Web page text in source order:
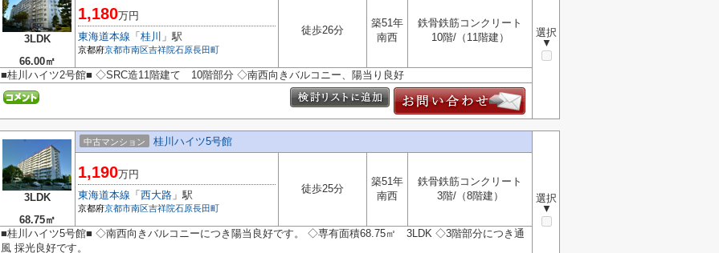
3LDK
66.00㎡
選択
▼
1,180万円
東海道本線 「 桂川 」駅
京都府京都市南区吉祥院石原長田町
徒歩26分
築51年
南西
鉄骨鉄筋コンクリート
10階/（11階建）
■桂川ハイツ2号館■ ◇SRC造11階建て 10階部分 ◇南西向きバルコニー、陽当り良好
3LDK
68.75㎡
中古マンション 桂川ハイツ5号館
選択
▼
1,190万円
東海道本線 「 西大路 」駅
京都府京都市南区吉祥院石原長田町
徒歩25分
築51年
南西
鉄骨鉄筋コンクリート
3階/（8階建）
■桂川ハイツ5号館■ ◇南西向きバルコニーにつき陽当良好です。 ◇専有面積68.75㎡ 3LDK ◇3階部分につき通
風 採光良好です。